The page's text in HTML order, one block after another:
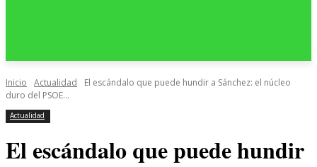
Inicio Actualidad
El escándalo que puede hundir a Sánchez: el núcleo
duro del PSOE...
Actualidad
El escándalo que puede hundir